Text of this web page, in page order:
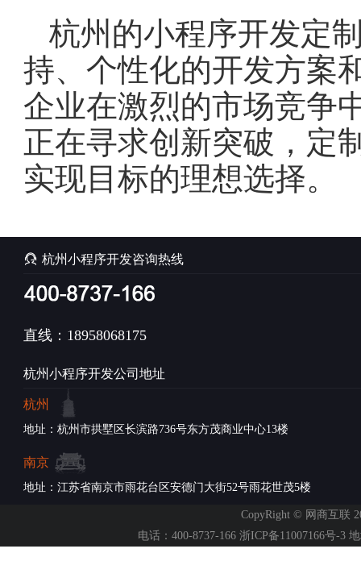
杭州的小程序开发定
持、个性化的开发方案
企业在激烈的市场竞争
正在寻求创新突破，定
实现目标的理想选择。
杭州小程序开发咨询热线
直线：18958068175
杭州小程序开发公司地址
杭州
地址：杭州市拱墅区长滨路736号东方茂商业中心13楼
南京
地址：江苏省南京市雨花台区安德门大街52号雨花世茂5楼
CopyRight © 网商互联
电话：400-8737-166 浙ICP备11007166号-3